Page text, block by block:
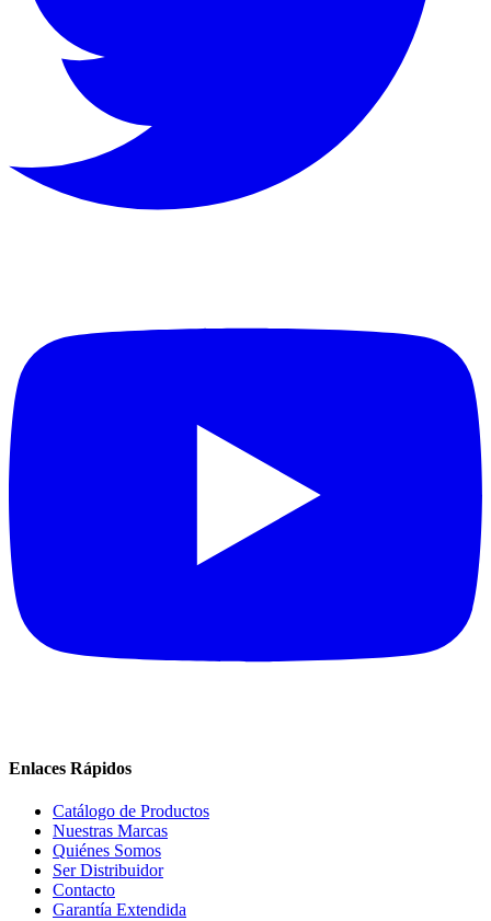
Enlaces Rápidos
Catálogo de Productos
Nuestras Marcas
Quiénes Somos
Ser Distribuidor
Contacto
Garantía Extendida